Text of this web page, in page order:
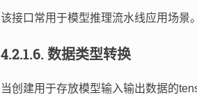
该接口常用于模型推理流水线应用场景。
4.2.1.6. 数据类型转换
当创建用于存放模型输入输出数据的